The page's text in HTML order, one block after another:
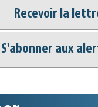
Nos veilles Scoop.it
Appels à projets